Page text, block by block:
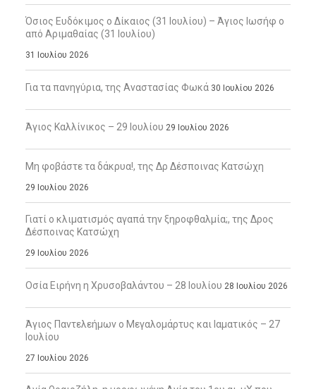
Όσιος Ευδόκιμος ο Δίκαιος (31 Ιουλίου) – Άγιος Ιωσήφ ο
από Αριμαθαίας (31 Ιουλίου)
31 Ιουλίου 2026
Για τα πανηγύρια, της Αναστασίας Φωκά 30 Ιουλίου 2026
Άγιος Καλλίνικος – 29 Ιουλίου 29 Ιουλίου 2026
Μη φοβάστε τα δάκρυα!, της Δρ Δέσποινας Κατσώχη
29 Ιουλίου 2026
Γιατί ο κλιματισμός αγαπά την ξηροφθαλμία;, της Δρος
Δέσποινας Κατσώχη
29 Ιουλίου 2026
Οσία Ειρήνη η Χρυσοβαλάντου – 28 Ιουλίου 28 Ιουλίου 2026
Άγιος Παντελεήμων ο Μεγαλομάρτυς και Ιαματικός – 27
Ιουλίου
27 Ιουλίου 2026